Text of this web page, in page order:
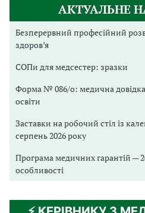
АКТУАЛЬНЕ
Безперервний професійний
здоров’я
СОПи для медсестер: зразки
Форма № 086/о: медична довідка
освіти
Заставки на робочий стіл із
серпень 2026 року
Програма медичних гарантій —
особливості